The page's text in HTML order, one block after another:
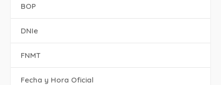
BOP
DNIe
FNMT
Fecha y Hora Oficial